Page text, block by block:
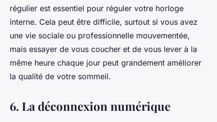
régulier est essentiel pour réguler votre horloge
interne. Cela peut être difficile, surtout si vous avez
une vie sociale ou professionnelle mouvementée,
mais essayer de vous coucher et de vous lever à la
même heure chaque jour peut grandement améliorer
la qualité de votre sommeil.
6. La déconnexion numérique